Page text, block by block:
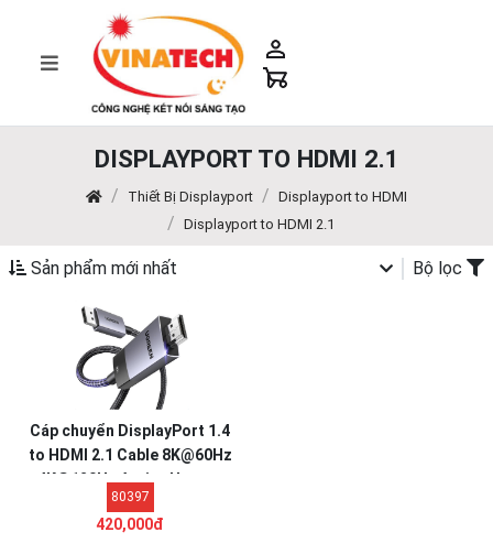
DISPLAYPORT TO HDMI 2.1
Thiết Bị Displayport
Displayport to HDMI
Displayport to HDMI 2.1
Sản phẩm mới nhất Bộ lọc
Cáp chuyển DisplayPort 1.4
to HDMI 2.1 Cable 8K@60Hz
4K@120Hz Active Ugreen
80397 DP115
80397
420,000đ